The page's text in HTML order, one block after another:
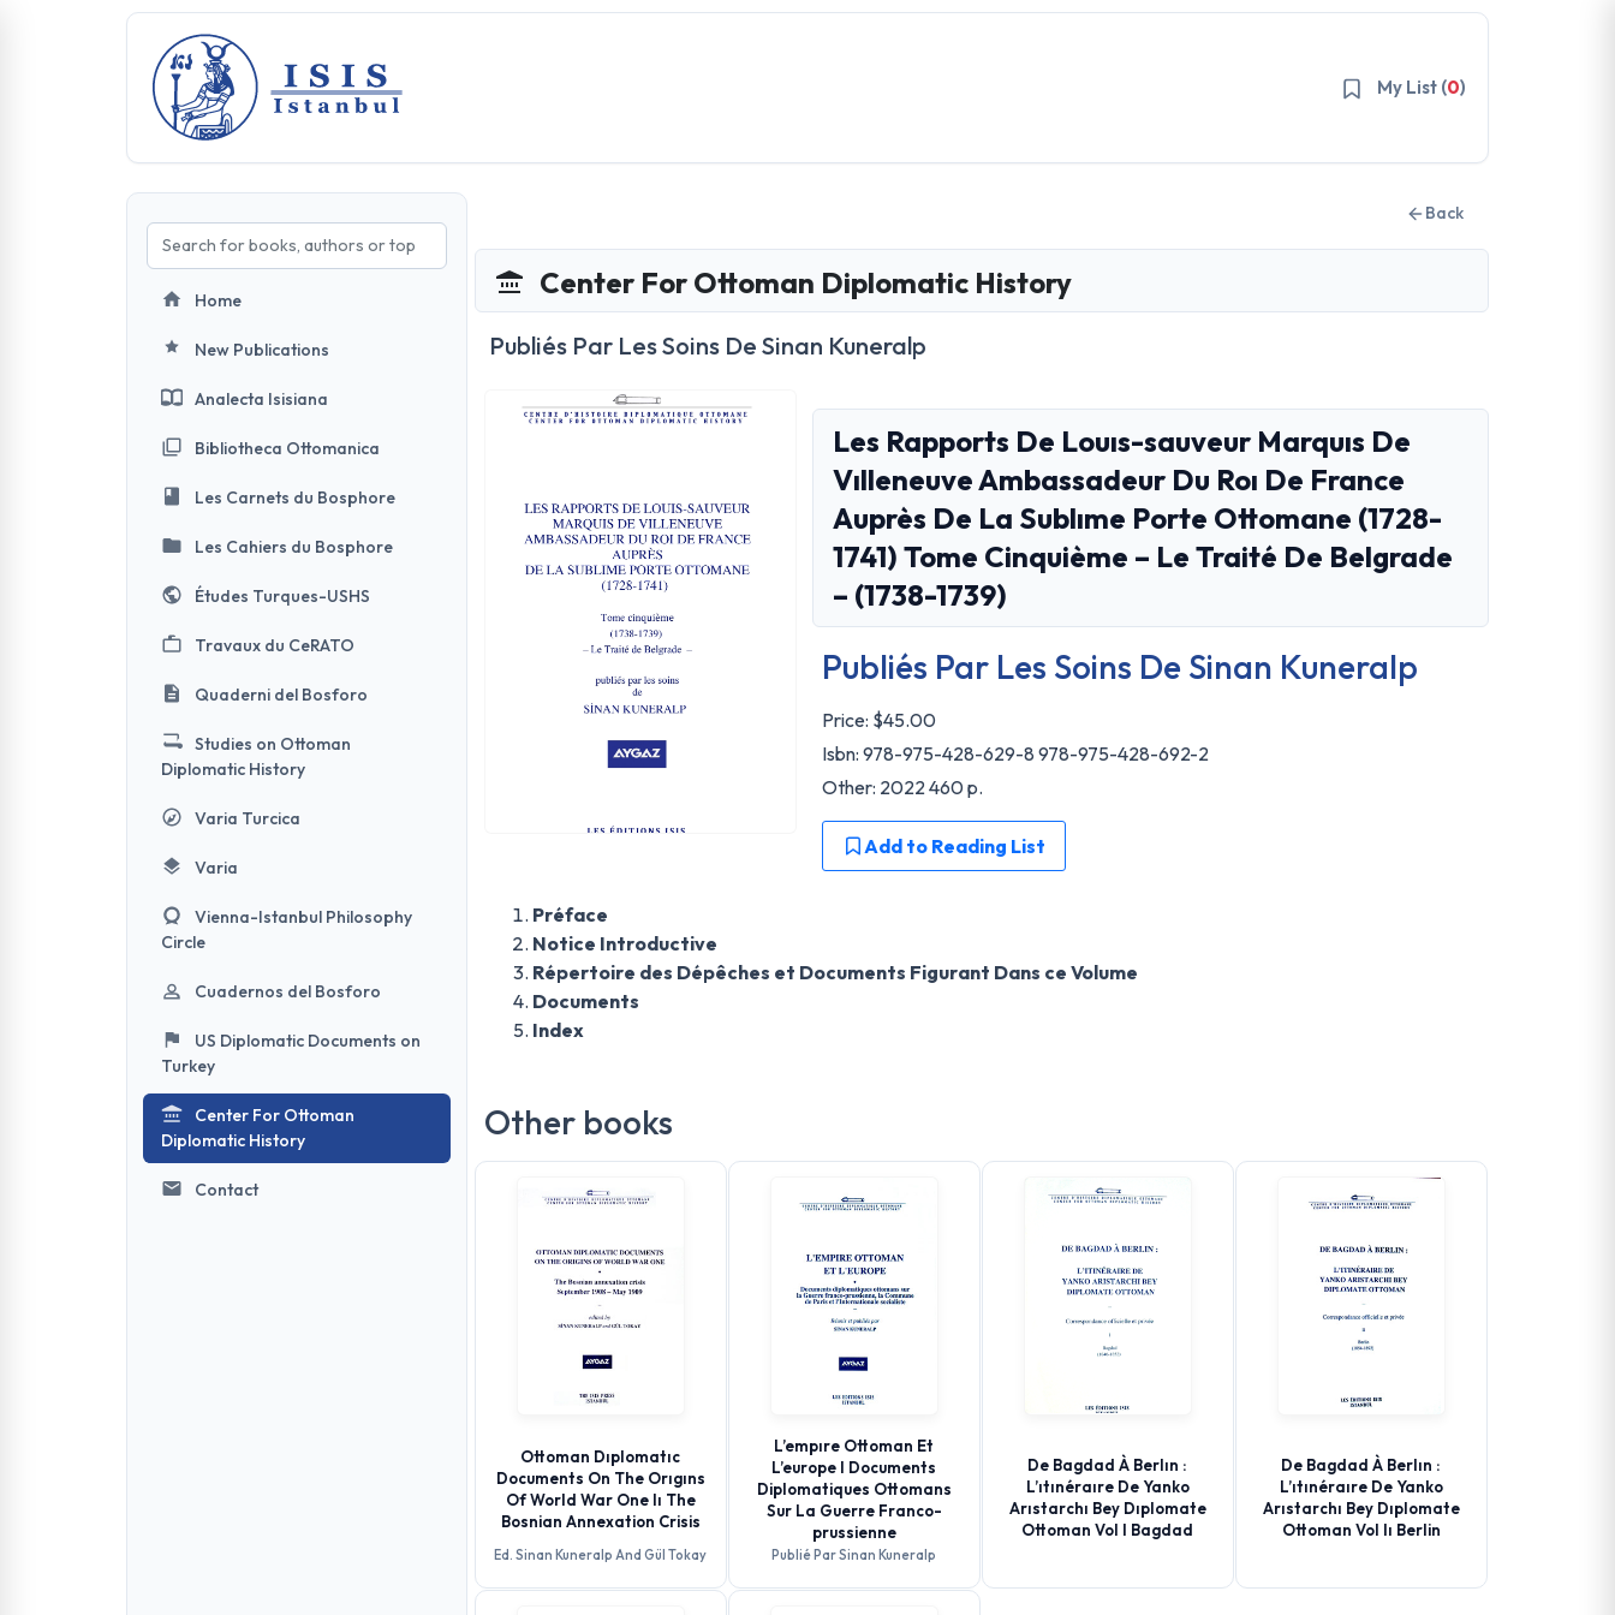
My List (0)
Home
New Publications
Analecta Isisiana
Bibliotheca Ottomanica
Les Carnets du Bosphore
Les Cahiers du Bosphore
Études Turques-USHS
Travaux du CeRATO
Quaderni del Bosforo
Studies on Ottoman
Diplomatic History
Varia Turcica
Varia
Vienna-Istanbul Philosophy
Circle
Cuadernos del Bosforo
US Diplomatic Documents on
Turkey
Center For Ottoman
Diplomatic History
Contact
Back
Center For Ottoman Diplomatic History
Publiés Par Les Soins De Sinan Kuneralp
Les Rapports De Louıs-sauveur Marquıs De
Vılleneuve Ambassadeur Du Roı De France
Auprès De La Sublıme Porte Ottomane (1728-
1741) Tome Cinquième – Le Traité De Belgrade
– (1738-1739)
Publiés Par Les Soins De Sinan Kuneralp
Price: $45.00
Isbn: 978-975-428-629-8 978-975-428-692-2
Other: 2022 460 p.
Add to Reading List
Préface
Notice Introductive
Répertoire des Dépêches et Documents Figurant Dans ce Volume
Documents
Index
Other books
Ottoman Dıplomatıc
Documents On The Orıgıns
Of World War One Iı The
Bosnian Annexation Crisis
Ed. Sinan Kuneralp And Gül Tokay
L’empıre Ottoman Et
L’europe I Documents
Diplomatiques Ottomans
Sur La Guerre Franco-
prussienne
Publié Par Sinan Kuneralp
De Bagdad À Berlın :
L’ıtınéraıre De Yanko
Arıstarchı Bey Dıplomate
Ottoman Vol I Bagdad
De Bagdad À Berlın :
L’ıtınéraıre De Yanko
Arıstarchı Bey Dıplomate
Ottoman Vol Iı Berlin